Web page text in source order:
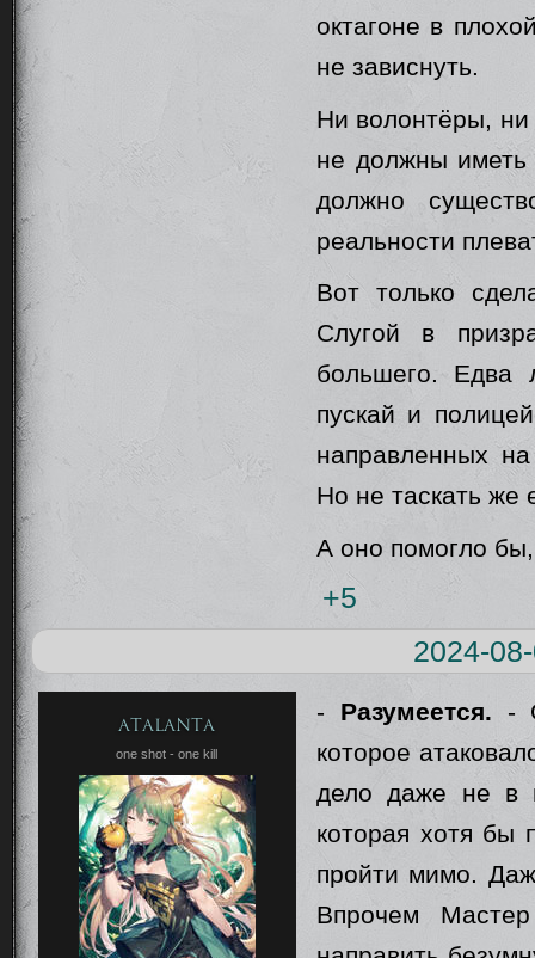
октагоне в
не зависнуть.
Ни волонтёры,
не должны
должно
реальности
Вот только
Слугой в
большего. Едва
пускай и
направленных
Но не таскать же
А оно помогло
+5
2024-
Atalanta
one shot - one kill
- Разумеется. -
которое
дело даже не в
которая хотя бы
пройти мимо.
Впрочем